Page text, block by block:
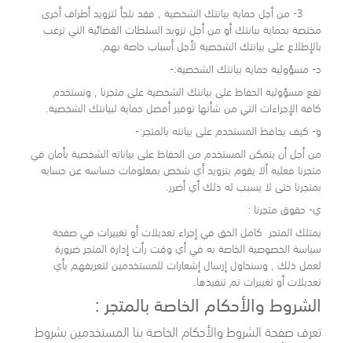
3- من أجل حماية بيانتك الشخصية , فقد نلجأ لتزويد أطراف أخرى
مختصة بحماية بيانتك أو من أجل تزويد السلطات القضائية التي ترغب
بالإطلاع على بيانتك الشخصية لأجل أسباب خاصة بهم.
د- مسؤولية حماية بيانتك الشخصية:-
تقع مسؤولية الحفاظ على بيانتك الشخصية على متجرنا , ونستخدم
كافة الإجراءات التي من شأنها توفير أفضل حماية لبيانتك الشخصية.
و- كيف يحافظ المستخدم على بيانته بالمتجر:-
من أجل أن يتمكن المستخدم من الحفاظ على بياناته الشخصية بأمان في
متجرنا فعليه ألا يقوم بتزويد أي شخص بمعلومات حساسه عن حسابه
بمتجرنا حتى لا يسبب له ذلك أي أضرر.
ي- حقوق متجرنا :
يمتلك المتجر كامل الحق في إجراء تعديلات أو تغييرات في صفحة
سياسة الخصوصية الخاصة به في أي وقت رأت إدارة المتجر ضرورة
لعمل ذلك , وسنحاول إرسال إشعارات للمستخدمين لتعريفهم بأي
تعديلات أو تغييرات تم تنفيذها.
الشروط والأحكام الخاصة بالمتجر :
تعرف صفحة الشروط والأحكام الخاصة بنا المستخدمين بشروط